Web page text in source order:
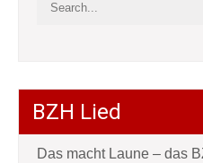
BZH Lied
Das macht Laune – das